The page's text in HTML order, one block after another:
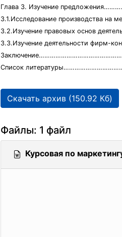
Глава 3. Изучение
3.1.Исследование производства
3.2.Изучение правовых основ
3.3.Изучение деятельности фирм-
Список
Скачать архив (150.92 Кб)
Файлы: 1 файл
Курсовая по